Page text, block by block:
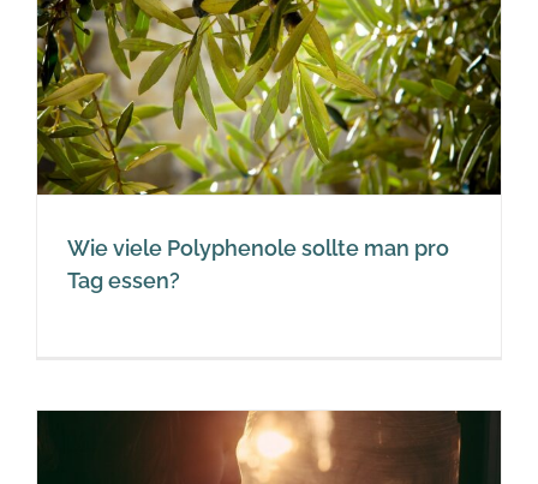
Wie viele Polyphenole sollte man pro
Tag essen?